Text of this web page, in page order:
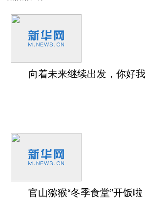
向着未来继续出发，你好
官山猕猴“冬季食堂”开饭啦